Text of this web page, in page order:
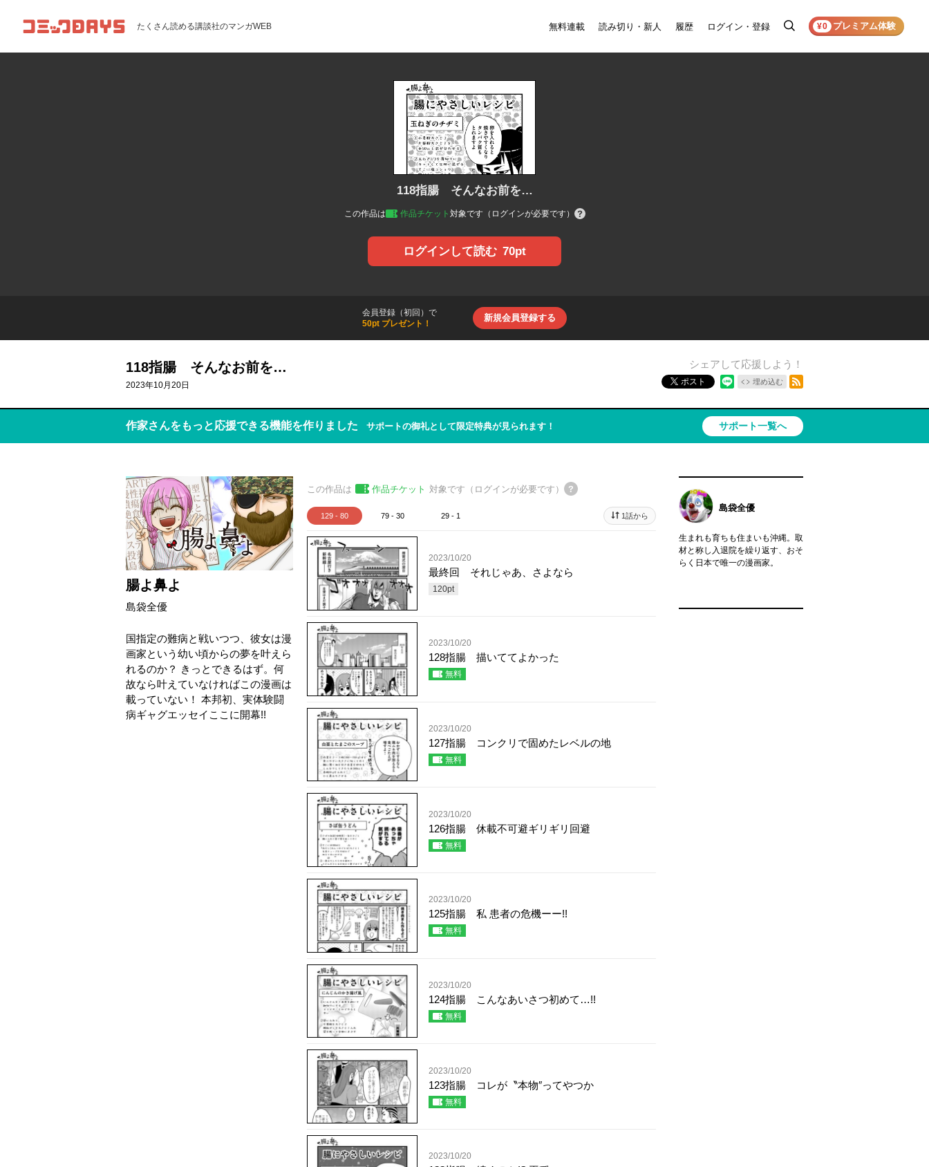
コミックDAYS たくさん読める講談社のマンガWEB 無料連載 読み切り・新人 履歴 ログイン・登録
検
¥0 プレミアム体験
118指腸 そんなお前を…
この作品は 作品チケット 対象です（ログインが必要です）
ログインして読む 70pt
会員登録（初回）で
50pt プレゼント！
新規会員登録する
118指腸 そんなお前を…
2023年10月20日
シェアして応援しよう！
ポスト 埋め込む
作家さんをもっと応援できる機能を作りました サポートの御礼として限定特典が見られます！ サポート一覧へ
腸よ鼻よ
島袋全優
国指定の難病と戦いつつ、彼女は漫
画家という幼い頃からの夢を叶えら
れるのか？ きっとできるはず。何
故なら叶えていなければこの漫画は
載っていない！ 本邦初、実体験闘
病ギャグエッセイここに開幕!!
この作品は 作品チケット 対象です（ログインが必要です）
129 - 80 79 - 30 29 - 1 1話から
2023/10/20
最終回 それじゃあ、さよなら
120pt
2023/10/20
128指腸 描いててよかった
無料
2023/10/20
127指腸 コンクリで固めたレベルの地
無料
2023/10/20
126指腸 休載不可避ギリギリ回避
無料
2023/10/20
125指腸 私 患者の危機ーー!!
無料
2023/10/20
124指腸 こんなあいさつ初めて…!!
無料
2023/10/20
123指腸 コレが〝本物″ってやつか
無料
2023/10/20
島袋全優
生まれも育ちも住まいも沖縄。取
材と称し入退院を繰り返す、おそ
らく日本で唯一の漫画家。